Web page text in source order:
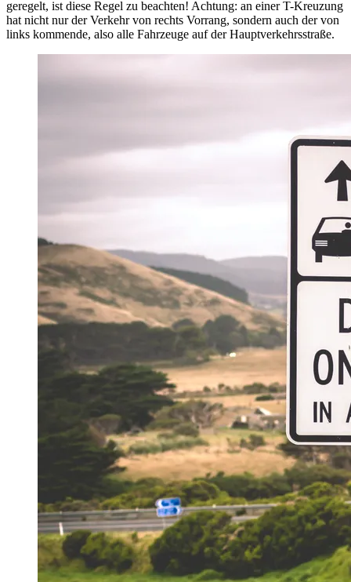
geregelt, ist diese Regel zu beachten! Achtung: an einer T-Kreuzung
hat nicht nur der Verkehr von rechts Vorrang, sondern auch der von
links kommende, also alle Fahrzeuge auf der Hauptverkehrsstraße.